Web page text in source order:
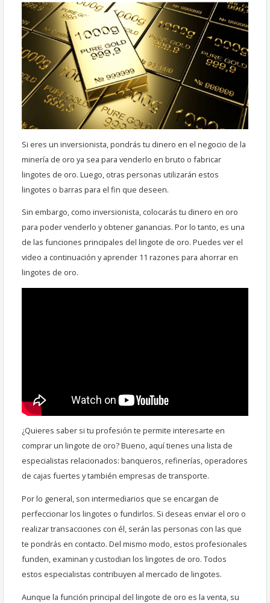
Si eres un inversionista, pondrás tu dinero en el negocio de la
minería de oro ya sea para venderlo en bruto o fabricar
lingotes de oro. Luego, otras personas utilizarán estos
lingotes o barras para el fin que deseen.
Sin embargo, como inversionista, colocarás tu dinero en oro
para poder venderlo y obtener ganancias. Por lo tanto, es una
de las funciones principales del lingote de oro. Puedes ver el
video a continuación y aprender 11 razones para ahorrar en
lingotes de oro.
¿Quieres saber si tu profesión te permite interesarte en
comprar un lingote de oro? Bueno, aquí tienes una lista de
especialistas relacionados: banqueros, refinerías, operadores
de cajas fuertes y también empresas de transporte.
Por lo general, son intermediarios que se encargan de
perfeccionar los lingotes o fundirlos. Si deseas enviar el oro o
realizar transacciones con él, serán las personas con las que
te pondrás en contacto. Del mismo modo, estos profesionales
funden, examinan y custodian los lingotes de oro. Todos
estos especialistas contribuyen al mercado de lingotes.
Aunque la función principal del lingote de oro es la venta, su